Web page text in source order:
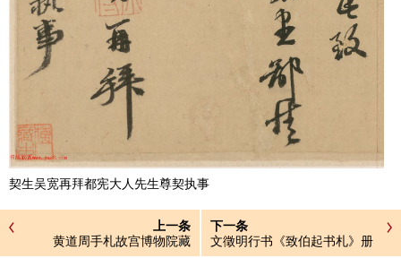
契生吴宽再拜都宪大人先生尊契执事
上一条
黄道周手札故宫博物院藏
下一条
文徵明行书《致伯起书札》册